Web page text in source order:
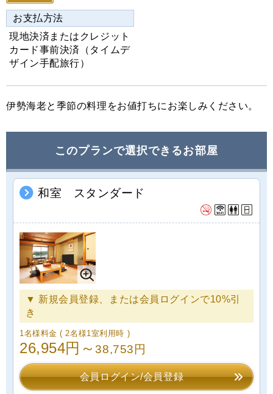
vi
o
u
s
お支払方法
現地決済またはクレジット
カード事前決済（タイムデ
ザイン手配旅行）
伊勢海老と季節の料理をお値打ちにお楽しみください。
このプランで選択できるお部屋
和室 スタンダード
▼ 新規会員登録、または会員ログインで10%引
き
1名様料金( 2名様1室利用時 )
26,954円～38,753円
会員ログイン/会員登録